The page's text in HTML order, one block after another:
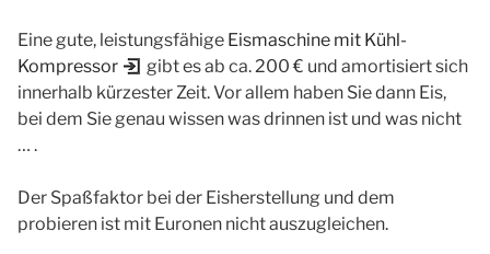
Eine gute, leistungsfähige Eismaschine mit Kühl-
Kompressor
gibt es ab ca. 200 € und amortisiert sich
innerhalb kürzester Zeit. Vor allem haben Sie dann Eis,
bei dem Sie genau wissen was drinnen ist und was nicht
… .
Der Spaßfaktor bei der Eisherstellung und dem
probieren ist mit Euronen nicht auszugleichen.